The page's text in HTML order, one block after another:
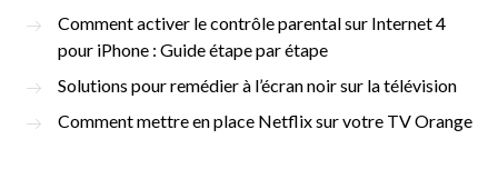
Comment activer le contrôle parental sur Internet 4
pour iPhone : Guide étape par étape
Solutions pour remédier à l’écran noir sur la télévision
Comment mettre en place Netflix sur votre TV Orange